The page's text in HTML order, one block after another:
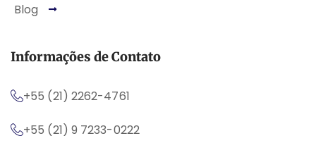
Blog
Informações de Contato
+55 (21) 2262-4761
+55 (21) 9 7233-0222